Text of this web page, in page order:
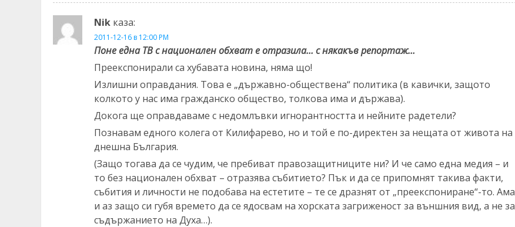
Nik каза:
2011-12-16 в 12:00 PM
Поне една ТВ с национален обхват е отразила… с някакъв репортаж…
Преекспонирали са хубавата новина, няма що!
Излишни оправдания. Това е „държавно-обществена“ политика (в кавички, защото
колкото у нас има гражданско общество, толкова има и държава).
Докога ще оправдаваме с недомлъвки игнорантността и нейните радетели?
Познавам едного колега от Килифарево, но и той е по-директен за нещата от живота на
днешна България.
(Защо тогава да се чудим, че пребиват правозащитниците ни? И че само една медия – и
то без национален обхват – отразява събитието? Пък и да се припомнят такива факти,
събития и личности не подобава на естетите – те се дразнят от „преекспониране“-то. Ама
и аз защо си губя времето да се ядосвам на хорската загриженост за външния вид, а не за
съдържанието на Духа…).